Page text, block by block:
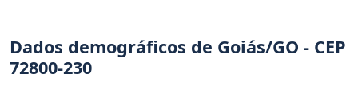
Dados demográficos de Goiás/GO - CEP
72800-230